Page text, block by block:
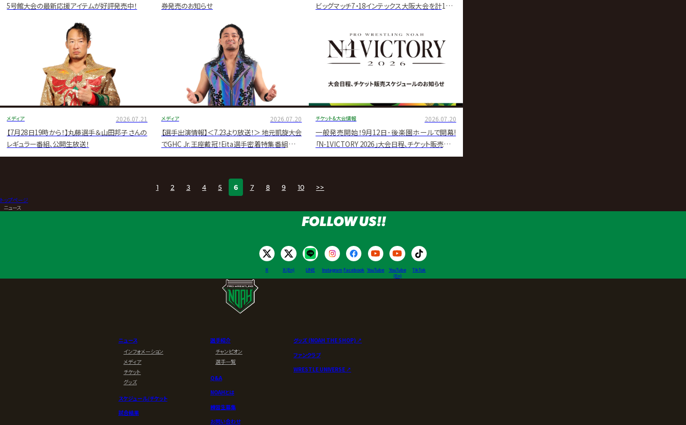
5号館大会の最新応援アイテムが好評発売中！
券発売のお知らせ
ビッグマッチ7・18インテックス大阪大会を計12ペ
メディア 2026.07.21
【7月28日19時から！】丸藤選手＆山田邦子さんの
レギュラー番組、公開生放送！
メディア 2026.07.20
【選手出演情報】＜7.23より放送！＞ 地元凱旋大会
でGHC Jr.王座戴冠！Eita選手密着特集番組の放
送が決定！！
チケット&大会情報 2026.07.20
一般発売開始！9月12日･後楽園ホールで開幕!
「N-1VICTORY 2026」大会日程、チケット販売スケ
ジュール決定のお知らせ
1 2 3 4 5 6 7 8 9 10 >>
トップページ
ニュース
FOLLOW US!!
X X (En) LINE Instagram Facebook YouTube
YouTube
(En)
TikTok
ニュース
インフォメーション
メディア
チケット
グッズ
スケジュール/チケット
試合結果
選手紹介
チャンピオン
選手一覧
Q&A
NOAHとは
練習生募集
お問い合わせ
グッズ (NOAH THE SHOP) ↗︎
ファンクラブ
WRESTLE UNIVERSE ↗︎